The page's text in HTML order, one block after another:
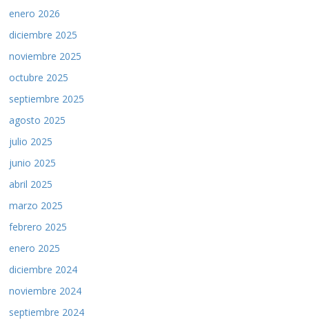
enero 2026
diciembre 2025
noviembre 2025
octubre 2025
septiembre 2025
agosto 2025
julio 2025
junio 2025
abril 2025
marzo 2025
febrero 2025
enero 2025
diciembre 2024
noviembre 2024
septiembre 2024